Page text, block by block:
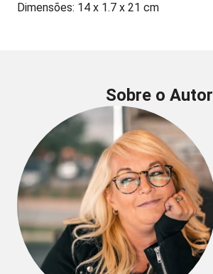
Dimensões: 14 x 1.7 x 21 cm
Sobre o Autor